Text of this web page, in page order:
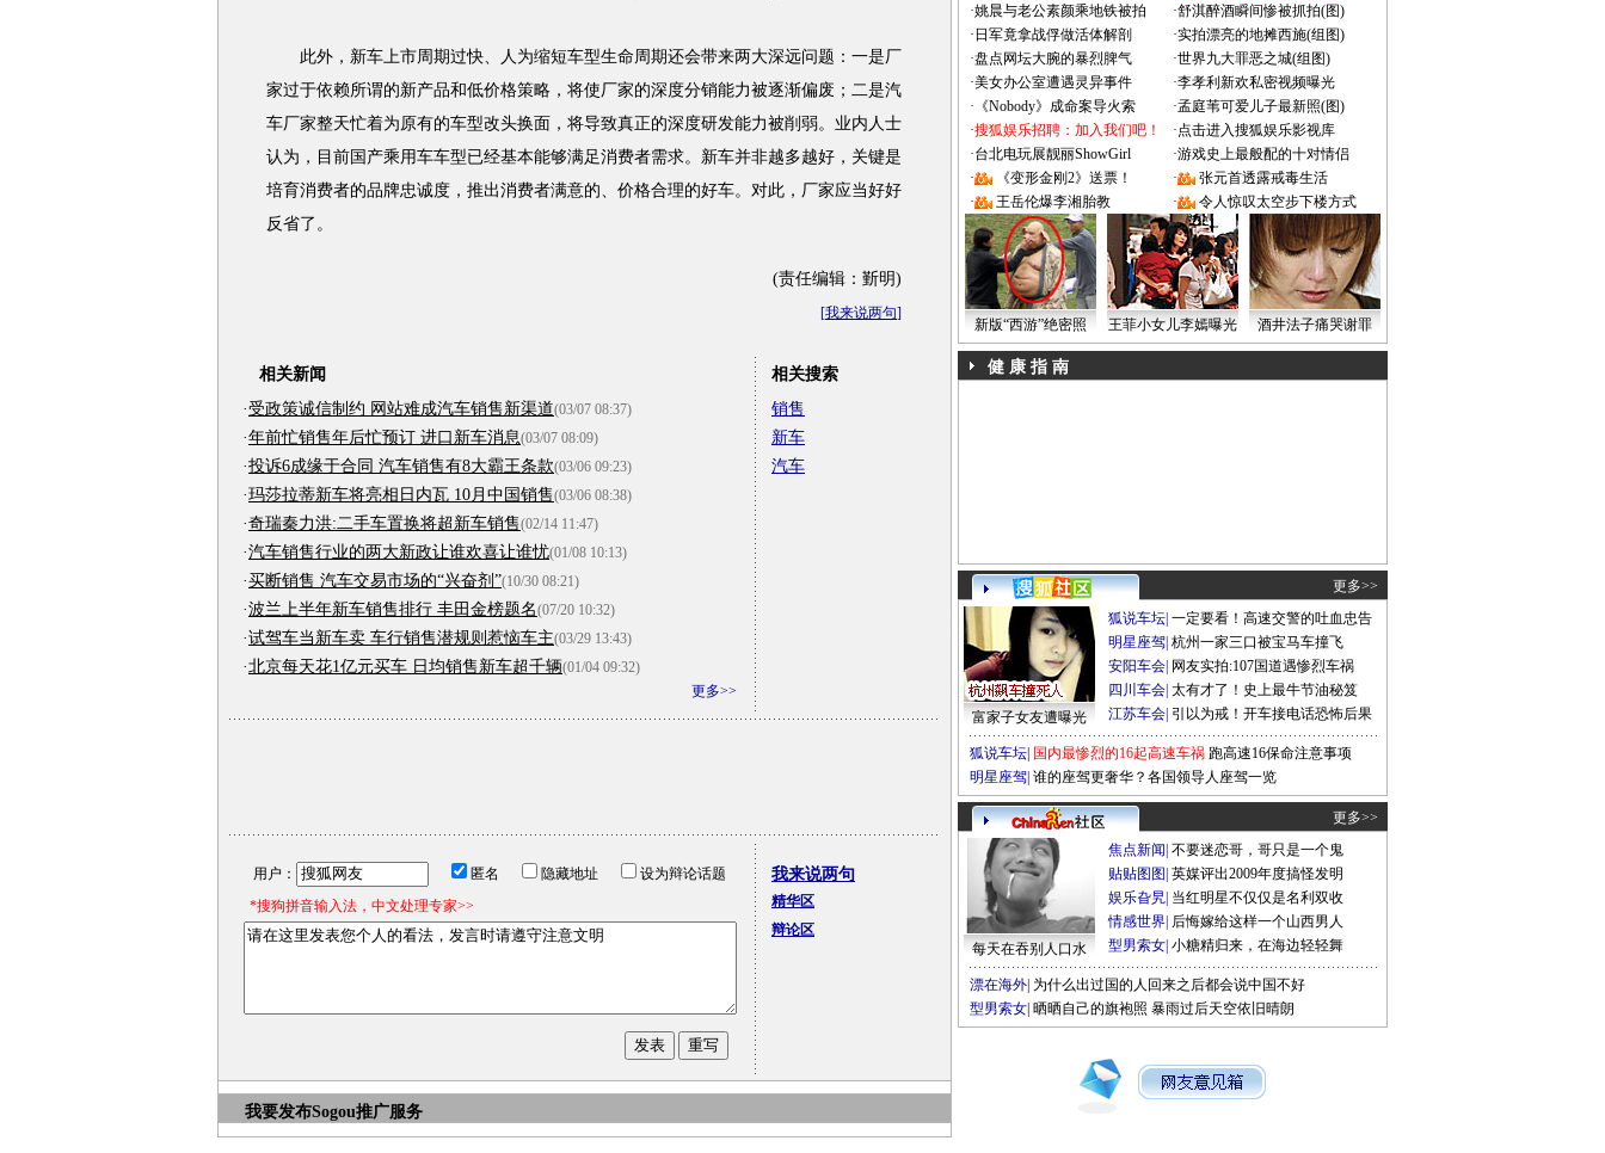
此外，新车上市周期过快、人为缩短车型生命周期还会带来两大深远问题：一是厂
家过于依赖所谓的新产品和低价格策略，将使厂家的深度分销能力被逐渐偏废；二是汽
车厂家整天忙着为原有的车型改头换面，将导致真正的深度研发能力被削弱。业内人士
认为，目前国产乘用车车型已经基本能够满足消费者需求。新车并非越多越好，关键是
培育消费者的品牌忠诚度，推出消费者满意的、价格合理的好车。对此，厂家应当好好
反省了。
(责任编辑：斳明)
[我来说两句]
相关新闻
·受政策诚信制约 网站难成汽车销售新渠道(03/07 08:37)
·年前忙销售年后忙预订 进口新车消息(03/07 08:09)
·投诉6成缘于合同 汽车销售有8大霸王条款(03/06 09:23)
·玛莎拉蒂新车将亮相日内瓦 10月中国销售(03/06 08:38)
·奇瑞秦力洪:二手车置换将超新车销售(02/14 11:47)
·汽车销售行业的两大新政让谁欢喜让谁忧(01/08 10:13)
·买断销售 汽车交易市场的“兴奋剂”(10/30 08:21)
·波兰上半年新车销售排行 丰田金榜题名(07/20 10:32)
·试驾车当新车卖 车行销售潜规则惹恼车主(03/29 13:43)
·北京每天花1亿元买车 日均销售新车超千辆(01/04 09:32)
更多>>
相关搜索
销售
新车
汽车
用户： 匿名 隐藏地址
设为辩论话题
*搜狗拼音输入法，中文处理专家>>
我来说两句
精华区
辩论区
我要发布Sogou推广服务
·姚晨与老公素颜乘地铁被拍 ·舒淇醉酒瞬间惨被抓拍(图)
· 日军竟拿战俘做活体解剖 ·实拍漂亮的地摊西施(组图)
·盘点网坛大腕的暴烈脾气 ·世界九大罪恶之城(组图)
·美女办公室遭遇灵异事件 ·李孝利新欢私密视频曝光
· 《Nobody》成命案导火索 ·孟庭苇可爱儿子最新照(图)
·搜狐娱乐招聘：加入我们吧！ ·点击进入搜狐娱乐影视库
·台北电玩展靓丽ShowGirl ·游戏史上最般配的十对情侣
·
《变形金刚2》送票！ ·
张元首透露戒毒生活
·
王岳伦爆李湘胎教 · 令人惊叹太空步下楼方式
新版“西游”绝密照 王菲小女儿李嫣曝光 酒井法子痛哭谢罪
健 康 指 南
更多>>
富家子女友遭曝光
狐说车坛 一定要看！高速交警的吐血忠告
明星座驾 杭州一家三口被宝马车撞飞
安阳车会 网友实拍:107国道遇惨烈车祸
四川车会 太有才了！史上最牛节油秘笈
江苏车会 引以为戒！开车接电话恐怖后果
狐说车坛 国内最惨烈的16起高速车祸 跑高速16保命注意事项
明星座驾 谁的座驾更奢华？各国领导人座驾一览
更多>>
每天在吞别人口水
焦点新闻 不要迷恋哥，哥只是一个鬼
贴贴图图 英媒评出2009年度搞怪发明
娱乐旮旯 当红明星不仅仅是名利双收
情感世界 后悔嫁给这样一个山西男人
型男索女 小糖精归来，在海边轻轻舞
漂在海外 为什么出过国的人回来之后都会说中国不好
型男索女 晒晒自己的旗袍照 暴雨过后天空依旧晴朗